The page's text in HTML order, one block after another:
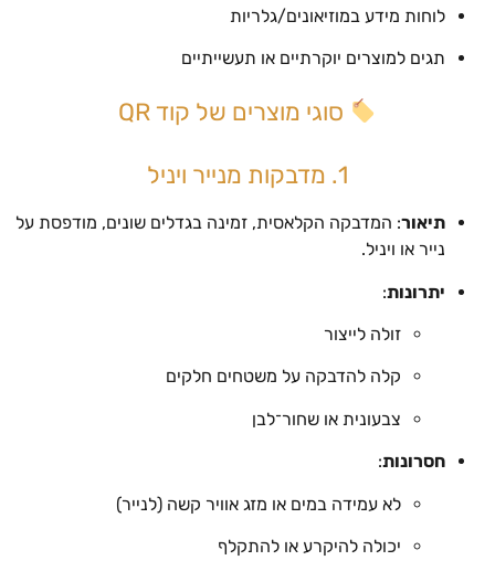
לוחות מידע במוזיאונים/גלריות
תגים למוצרים יוקרתיים או תעשייתיים
סוגי מוצרים של קוד QR
1. מדבקות מנייר ויניל
תיאור: המדבקה הקלאסית, זמינה בגדלים שונים, מודפסת על
נייר או ויניל.
יתרונות:
זולה לייצור
קלה להדבקה על משטחים חלקים
צבעונית או שחור־לבן
חסרונות:
לא עמידה במים או מזג אוויר קשה (לנייר)
יכולה להיקרע או להתקלף